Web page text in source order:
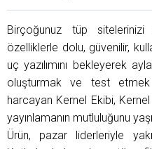
Birçoğunuz tüp
özelliklerle dolu, güvenilir,
uç yazılımını bekleyerek
oluşturmak ve test
harcayan Kernel Ekibi,
yayınlamanın mutluluğunu
Ürün, pazar liderleriyle